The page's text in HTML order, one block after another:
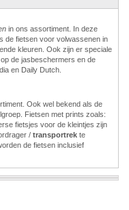
in ons assortiment. In deze
de fietsen voor volwassenen in
kleuren. Ook zijn er speciale
de jasbeschermers en de
en Daily Dutch.
Ook wel bekend als de
Fietsen met prints zoals:
fietsjes voor de kleintjes zijn
/ transportrek te
de fietsen inclusief